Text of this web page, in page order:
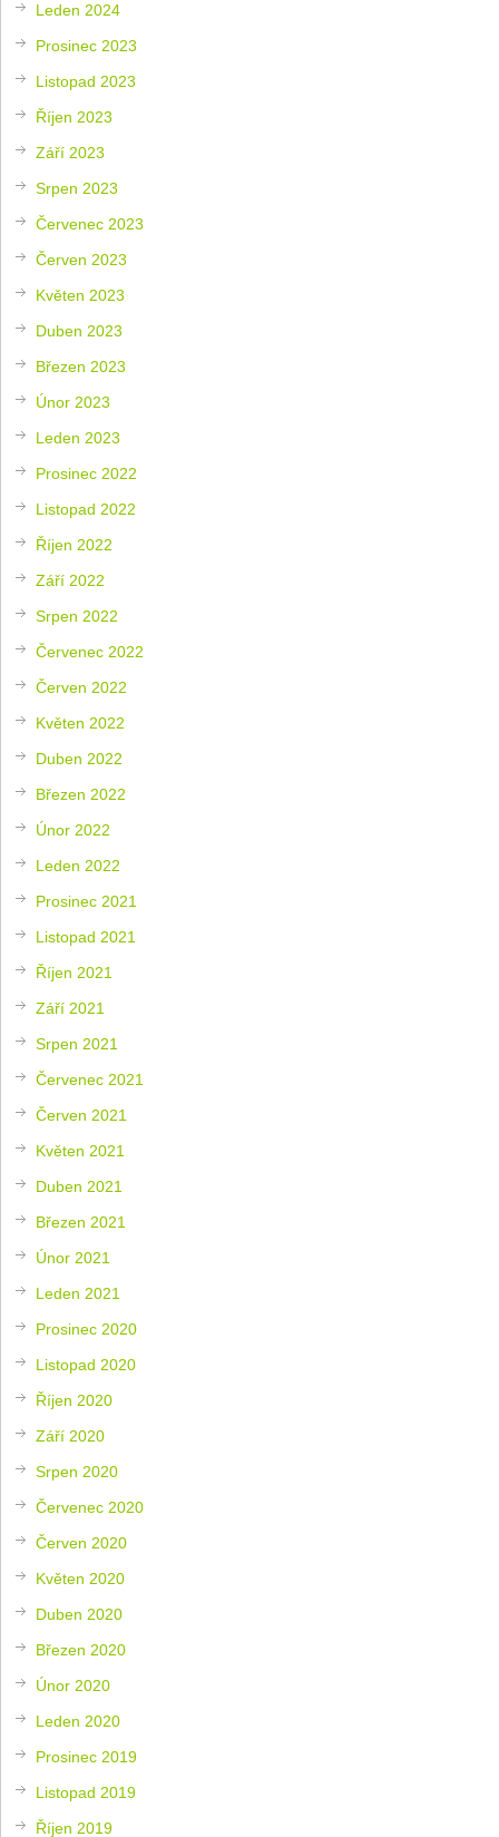
Leden 2024
Prosinec 2023
Listopad 2023
Říjen 2023
Září 2023
Srpen 2023
Červenec 2023
Červen 2023
Květen 2023
Duben 2023
Březen 2023
Únor 2023
Leden 2023
Prosinec 2022
Listopad 2022
Říjen 2022
Září 2022
Srpen 2022
Červenec 2022
Červen 2022
Květen 2022
Duben 2022
Březen 2022
Únor 2022
Leden 2022
Prosinec 2021
Listopad 2021
Říjen 2021
Září 2021
Srpen 2021
Červenec 2021
Červen 2021
Květen 2021
Duben 2021
Březen 2021
Únor 2021
Leden 2021
Prosinec 2020
Listopad 2020
Říjen 2020
Září 2020
Srpen 2020
Červenec 2020
Červen 2020
Květen 2020
Duben 2020
Březen 2020
Únor 2020
Leden 2020
Prosinec 2019
Listopad 2019
Říjen 2019